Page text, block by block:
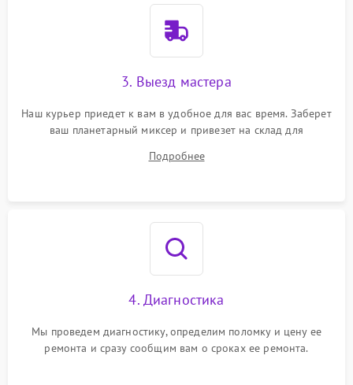
3. Выезд мастера
Наш курьер приедет к вам в удобное для вас время. Заберет
ваш планетарный миксер и привезет на склад для
Подробнее
4. Диагностика
Мы проведем диагностику, определим поломку и цену ее
ремонта и сразу сообщим вам о сроках ее ремонта.